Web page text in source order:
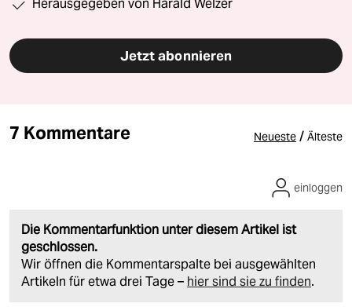
Herausgegeben von Harald Welzer
Jetzt abonnieren
7 Kommentare Neueste / Älteste
Die Kommentarfunktion unter diesem Artikel ist
geschlossen.
Wir öffnen die Kommentarspalte bei ausgewählten
Artikeln für etwa drei Tage – hier sind sie zu finden.
einloggen